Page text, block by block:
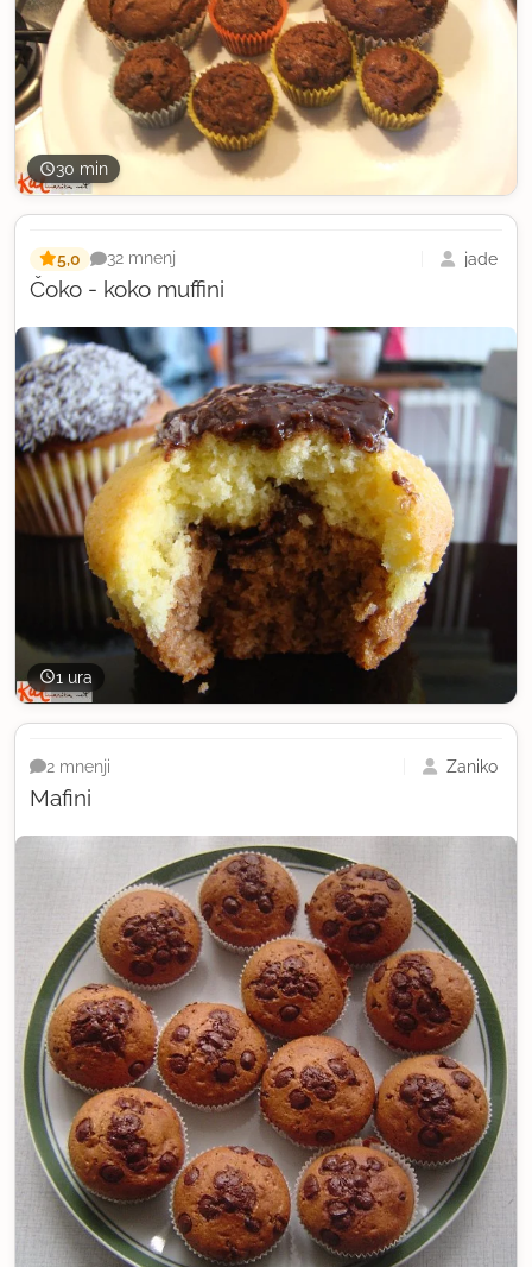
30 min
1 ura
Čoko - koko muffini
5,0 32 mnenj jade
Mafini
2 mnenji Žaniko